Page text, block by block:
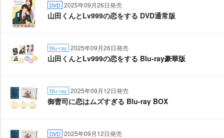
DVD 2025年09月26日発売
山田くんとLv999の恋をする DVD通常版
Blu-ray 2025年09月26日発売
山田くんとLv999の恋をする Blu-ray豪華版
Blu-ray 2025年09月12日発売
御曹司に恋はムズすぎる Blu-ray BOX
DVD 2025年09月12日発売